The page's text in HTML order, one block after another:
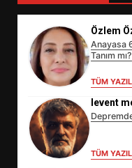
Özlem
Anayasa
Tanım mı?
TÜM
levent
TÜM